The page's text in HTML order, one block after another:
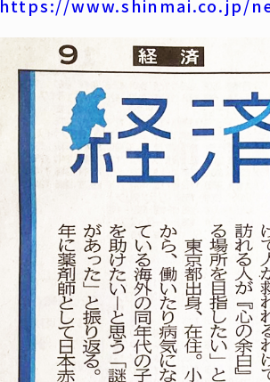
https://www.shinmai.co.jp/